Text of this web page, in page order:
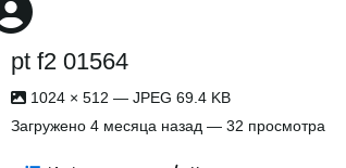
pt f2 01564
1024 × 512 — JPEG 69.4 KB
Загружено 4 месяца назад — 32 просмотра